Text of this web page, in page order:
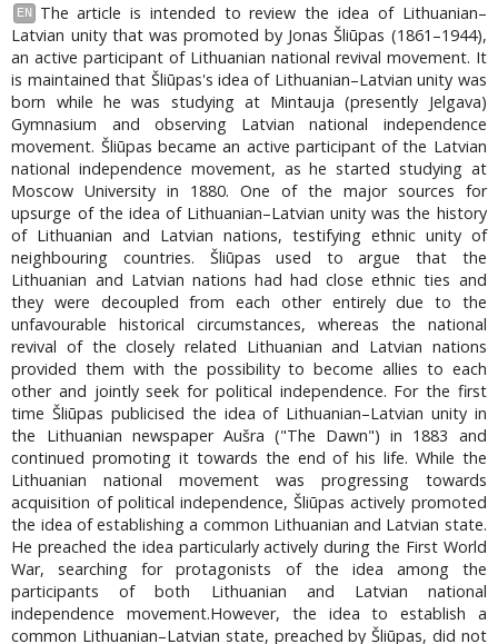
EN
The article is intended to review the idea of Lithuanian–
Latvian unity that was promoted by Jonas Šliūpas (1861–1944),
an active participant of Lithuanian national revival movement. It
is maintained that Šliūpas's idea of Lithuanian–Latvian unity was
born while he was studying at Mintauja (presently Jelgava)
Gymnasium and observing Latvian national independence
movement. Šliūpas became an active participant of the Latvian
national independence movement, as he started studying at
Moscow University in 1880. One of the major sources for
upsurge of the idea of Lithuanian–Latvian unity was the history
of Lithuanian and Latvian nations, testifying ethnic unity of
neighbouring countries. Šliūpas used to argue that the
Lithuanian and Latvian nations had had close ethnic ties and
they were decoupled from each other entirely due to the
unfavourable historical circumstances, whereas the national
revival of the closely related Lithuanian and Latvian nations
provided them with the possibility to become allies to each
other and jointly seek for political independence. For the first
time Šliūpas publicised the idea of Lithuanian–Latvian unity in
the Lithuanian newspaper Aušra ("The Dawn") in 1883 and
continued promoting it towards the end of his life. While the
Lithuanian national movement was progressing towards
acquisition of political independence, Šliūpas actively promoted
the idea of establishing a common Lithuanian and Latvian state.
He preached the idea particularly actively during the First World
War, searching for protagonists of the idea among the
participants of both Lithuanian and Latvian national
independence movement.However, the idea to establish a
common Lithuanian–Latvian state, preached by Šliūpas, did not